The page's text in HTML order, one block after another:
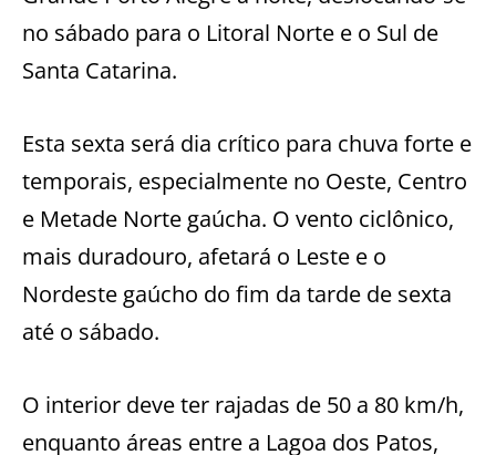
no sábado para o Litoral Norte e o Sul de
Santa Catarina.
Esta sexta será dia crítico para chuva forte e
temporais, especialmente no Oeste, Centro
e Metade Norte gaúcha. O vento ciclônico,
mais duradouro, afetará o Leste e o
Nordeste gaúcho do fim da tarde de sexta
até o sábado.
O interior deve ter rajadas de 50 a 80 km/h,
enquanto áreas entre a Lagoa dos Patos,